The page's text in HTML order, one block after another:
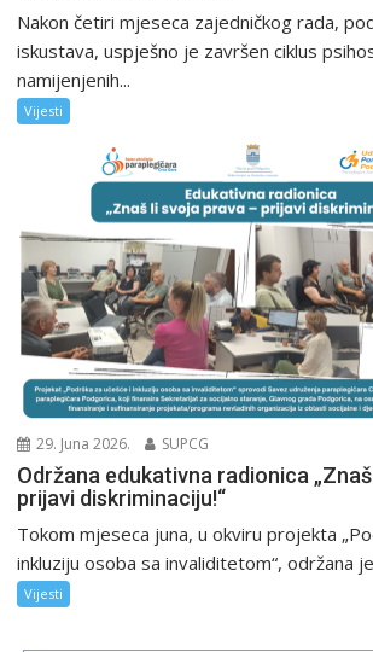
Nakon četiri mjeseca zajedničkog rada,
iskustava, uspješno je završen ciklus
namijenjenih...
Vijesti
29. Juna 2026. SUPCG
Održana edukativna radionica
prijavi diskriminaciju!“
Tokom mjeseca juna, u okviru projekta
inkluziju osoba sa invaliditetom“, održana
Vijesti